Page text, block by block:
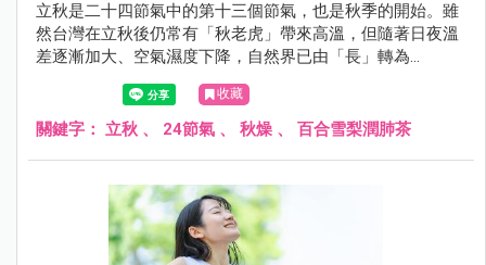
立秋是二十四節氣中的第十三個節氣，也是秋季的開始。雖
然台灣在立秋後仍常有「秋老虎」帶來高溫，但隨著日夜溫
差逐漸加大、空氣濕度下降，自然界已由「長」轉為
「收」，人體也開始受到「燥邪」影響。中醫認為「秋氣通
於肺」，因此立秋養生的重點在於養陰潤肺、防燥保津，為
接下來的秋冬季節打好健康基礎。
收藏
關鍵字： 立秋 、 24節氣 、 秋燥 、 百合雪梨潤肺茶